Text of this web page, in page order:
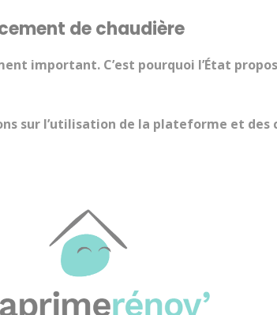
de chaudière
important. C’est pourquoi l’État
sur l’utilisation de la plateforme et